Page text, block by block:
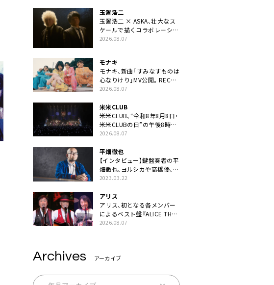
玉置浩二
玉置浩二 × ASKA、壮大なス
ケールで描くコラボレーショ
ン曲「音銀河」リリース決定。
2026.08.07
モナキ
モナキ、新曲「すみなすものは
心なりけり」MV公開。RECの
ギターにEvery Little Thing・
2026.08.07
米米CLUB
米米CLUB、“令和8年8月8日・
米米CLUBの日”の午後8時に
40周年ライブより「FANtachy
2026.08.07
平畑徹也
【インタビュー】鍵盤奏者の平
畑徹也、ヨルシカや高橋優、キ
タニタツヤなど9名のゲスト
生の総括「自分自身を再確認
できた」
2023.03.22
アリス
アリス、初となる各メンバー
によるベスト盤『ALICE THE
BEST “TORILOGY”』リリー
2026.08.07
Archives アーカイブ